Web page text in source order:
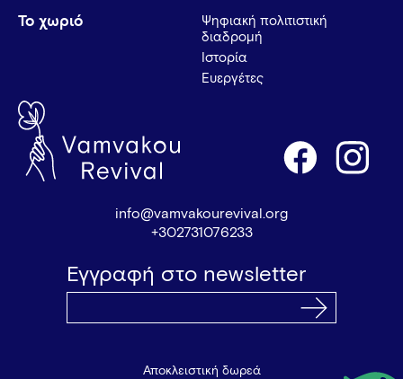
Το χωριό
Ψηφιακή πολιτιστική
διαδρομή
Ιστορία
Ευεργέτες
info@vamvakourevival.org
+302731076233
Εγγραφή στο newsletter
Αποκλειστική δωρεά